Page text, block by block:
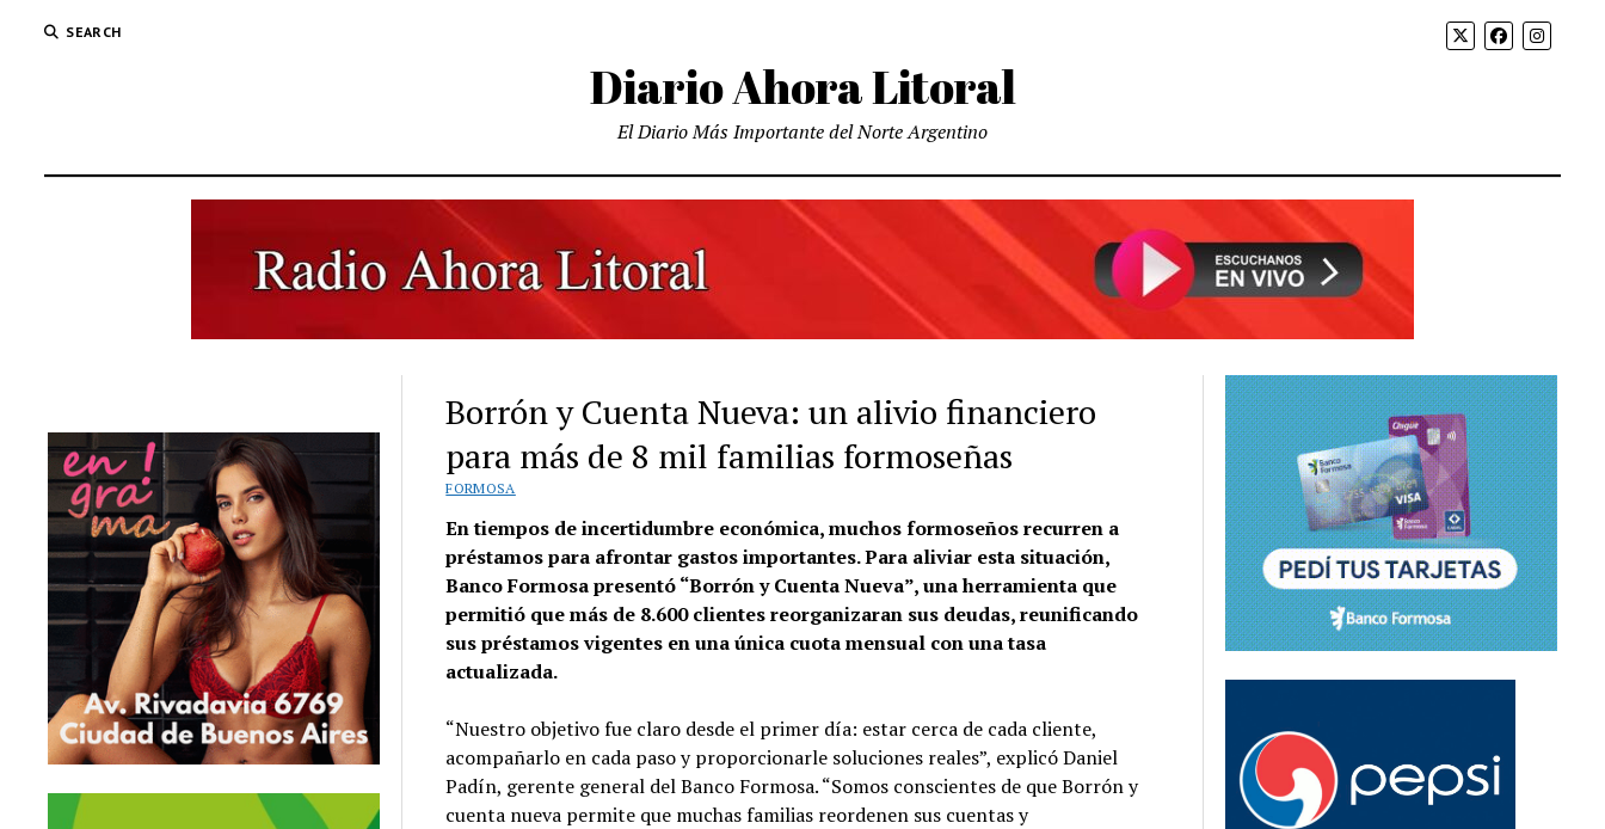
SEARCH
Diario Ahora Litoral
El Diario Más Importante del Norte Argentino
Borrón y Cuenta Nueva: un alivio financiero
para más de 8 mil familias formoseñas
FORMOSA
En tiempos de incertidumbre económica, muchos formoseños recurren a
préstamos para afrontar gastos importantes. Para aliviar esta situación,
Banco Formosa presentó“Borrón y Cuenta Nueva”, una herramienta que
permitió que más de 8.600 clientes reorganizaran sus deudas, reunificando
sus préstamos vigentes en una única cuota mensual con una tasa
actualizada.
“Nuestro objetivo fue claro desde el primer día: estar cerca de cada cliente,
acompañarlo en cada paso y proporcionarle soluciones reales”, explicó Daniel
Padín, gerente general del Banco Formosa. “Somos conscientes de que Borrón y
cuenta nueva permite que muchas familias reordenen sus cuentas y